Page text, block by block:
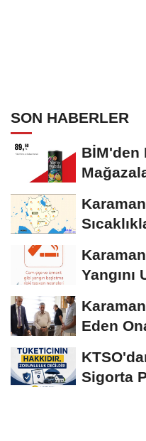
SON HABERLER
BİM'den
Yangını
Eden
Sigorta